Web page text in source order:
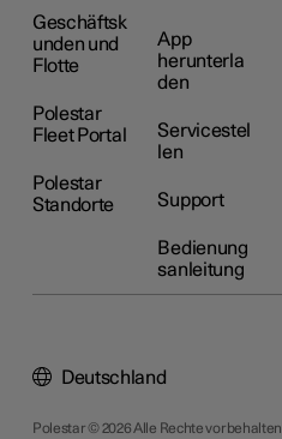
Geschäftsk
unden und
Flotte
Polestar
Fleet Portal
Polestar
Standorte
App
herunterla
den
Servicestel
len
Support
Bedienung
sanleitung
Polestar © 2026 Alle Rechte vorbehalten
Deutschland